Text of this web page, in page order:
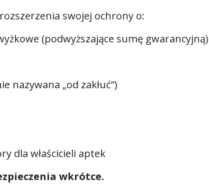
swojej ochrony o:
(podwyższające sumę gwarancyjną)
nazywana „od zakłuć”)
dla właścicieli aptek
wkrótce.